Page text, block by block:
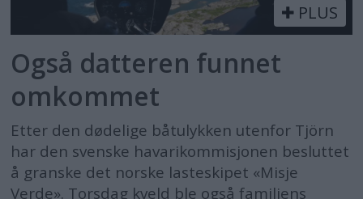
PLUS
Også datteren funnet
omkommet
Etter den dødelige båtulykken utenfor Tjörn
har den svenske havarikommisjonen besluttet
å granske det norske lasteskipet «Misje
Verde». Torsdag kveld ble også familiens